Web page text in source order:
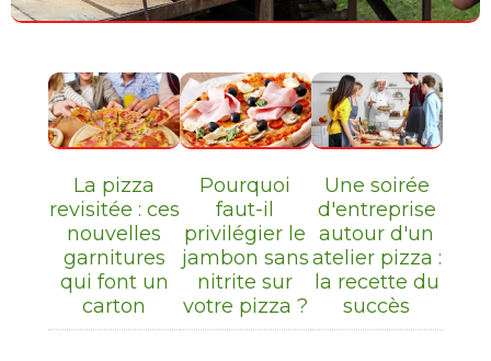
La pizza
revisitée : ces
nouvelles
garnitures
qui font un
carton
Pourquoi
faut-il
privilégier le
jambon sans
nitrite sur
votre pizza ?
Une soirée
d'entreprise
autour d'un
atelier pizza :
la recette du
succès